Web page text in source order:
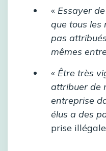
« Essayer
que tous les
pas
mêmes
« Être très
attribuer de
entreprise
élus a des
prise